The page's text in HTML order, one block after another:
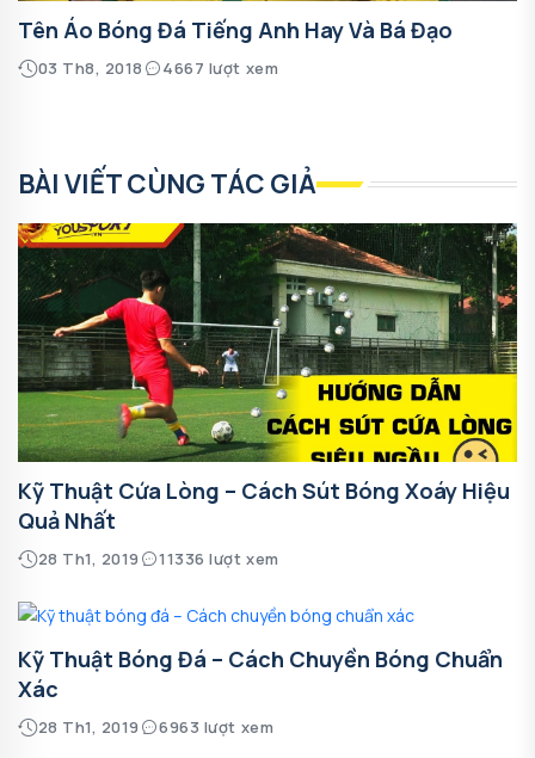
Tên Áo Bóng Đá Tiếng Anh Hay Và Bá Đạo
03 Th8, 2018 4667 lượt xem
BÀI VIẾT CÙNG TÁC GIẢ
Kỹ Thuật Cứa Lòng – Cách Sút Bóng Xoáy Hiệu
Quả Nhất
28 Th1, 2019 11336 lượt xem
Kỹ Thuật Bóng Đá – Cách Chuyền Bóng Chuẩn
Xác
28 Th1, 2019 6963 lượt xem